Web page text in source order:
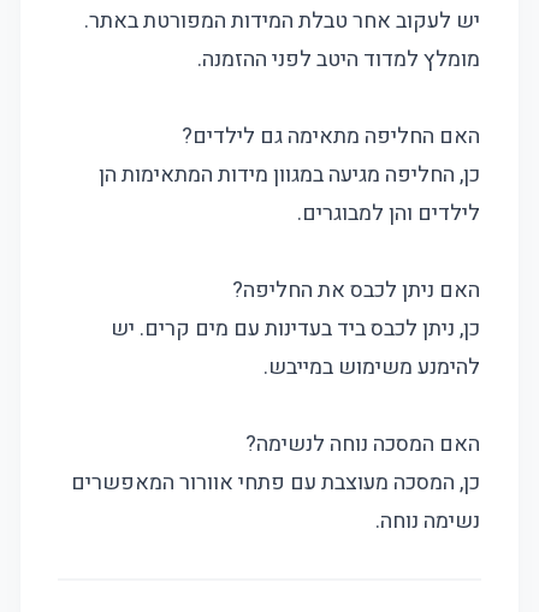
יש לעקוב אחר טבלת המידות המפורטת באתר.
מומלץ למדוד היטב לפני ההזמנה.
האם החליפה מתאימה גם לילדים?
כן, החליפה מגיעה במגוון מידות המתאימות הן
לילדים והן למבוגרים.
האם ניתן לכבס את החליפה?
כן, ניתן לכבס ביד בעדינות עם מים קרים. יש
להימנע משימוש במייבש.
האם המסכה נוחה לנשימה?
כן, המסכה מעוצבת עם פתחי אוורור המאפשרים
נשימה נוחה.